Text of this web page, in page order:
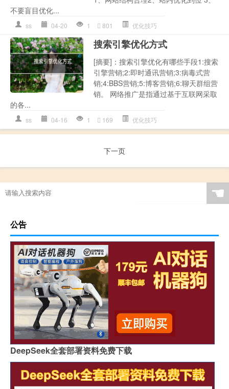
不要盲目优化...
ss 04-20 1 801 优化技巧
搜索引擎优化方式
[摘要]：搜索引擎优化有哪些手段1:搜索
引擎营销;2:即时通讯营销;3:病毒式营
销;4:BBS营销;5:博客营销;6:聊天群组营
销。 网络推广是指通过基于互联网采取
的各...
ss 04-16 1 169 优化技巧
下一页
☚
公告
DeepSeek全套部署资料免费下载